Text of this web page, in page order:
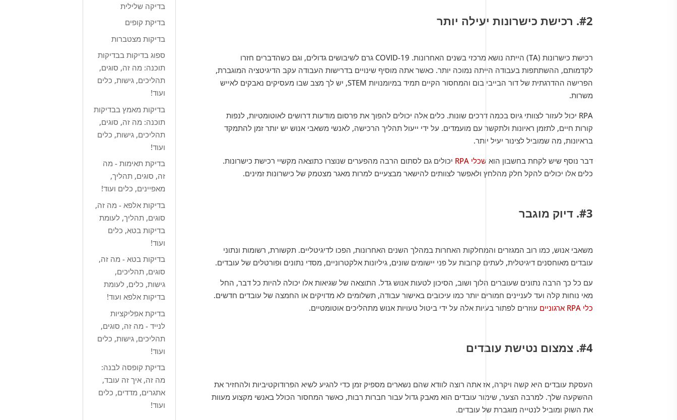
#2. רכישת כישרונות יעילה יותר
רכישת כישרונות (TA) הייתה נושא מרכזי בשנים האחרונות. COVID-19 גרם לשיבושים גדולים, וגם כשהדברים חזרו
לקדמותם, ההשתתפות בעבודה הייתה נמוכה יותר. כאשר אתה מוסיף שינויים בדרישות העבודה עקב הדיגיטציה המוגברת,
הפרישה ההדרגתית של דור הבייבי בום והמחסור הקיים תמיד במיומנויות STEM, יש לך מצב שבו מעסיקים נאבקים לאייש
משרות.
RPA יכול לעזור לצוותי גיוס בכמה דרכים שונות. כלים אלה יכולים להפוך את פרסום מודעות דרושים לאוטומטיות, לנפות
קורות חיים, לתזמן ראיונות ולתקשר עם מועמדים. על ידי ייעול תהליך הרכישה, לאנשי משאבי אנוש יש יותר זמן להתמקד
בראיונות, מה שמוביל לצינור יעיל יותר.
דבר נוסף שיש לקחת בחשבון הוא שכלי RPA
יכולים גם לסתום הרבה מהפערים שנוצרו כתוצאה מקשיי רכישת כישרונות.
כלים אלו יכולים להקל חלק מהלחץ ולאפשר לצוותים להישאר מבצעיים למרות מאגר מצטמק של כישרונות זמינים.
#3. דיוק מוגבר
משאבי אנוש, כמו רוב המגזרים והמחלקות האחרות במהלך השנים האחרונות, הפכו לדיגיטליים. תקשורת, רשומות ונתוני
עובדים מאוחסנים דיגיטלית, לעתים קרובות על פני יישומים שונים, גיליונות אלקטרוניים, מסדי נתונים ופורטלים של עובדים.
עם כל כך הרבה נתונים שעוברים הלוך ושוב, הסיכון לטעות אנוש גדל. התוצאה של שגיאות אלו יכולה להיות כל דבר, החל
מאי נוחות קלה ועד לעניינים חמורים יותר כמו עיכובים באישור עבודה, תשלומים לא מדויקים או החמצה של עובדים חדשים.
כלי RPA ארגוניים
עוזרים לפתור בעיות אלה על ידי ביטול טעויות אנוש מתהליכים אוטומטיים.
#4. צמצום נטישת עובדים
העסקת עובדים היא קשה ויקרה, אז אתה רוצה לוודא שהם נשארים מספיק זמן כדי להגיע לשיא הפרודוקטיביות ולהחזיר את
ההשקעה שלך. למרבה הצער, שימור עובדים הוא מאבק גדול עבור חברות רבות, כאשר המחסור הכולל באנשי מקצוע מעוות
את השוק ומוביל לנטייה מוגברת של עובדים.
בדיקה שלילית
בדיקת קופים
בדיקות מצטברות
ספוג בדיקות בבדיקות
תוכנה: מה זה, סוגים,
תהליכים, גישות, כלים
ועוד!
בדיקות מאמץ בבדיקות
תוכנה: מה זה, סוגים,
תהליכים, גישות, כלים
ועוד!
בדיקת תאימות - מה
זה, סוגים, תהליך,
מאפיינים, כלים ועוד!
בדיקות אלפא - מה זה,
סוגים, תהליך, לעומת
בדיקות בטא, כלים
ועוד!
בדיקות בטא - מה זה,
סוגים, תהליכים,
גישות, כלים, לעומת
בדיקות אלפא ועוד!
בדיקת אפליקציות
לנייד - מה זה, סוגים,
תהליכים, גישות, כלים
ועוד!
בדיקת קופסה לבנה:
מה זה, איך זה עובד,
אתגרים, מדדים, כלים
ועוד!